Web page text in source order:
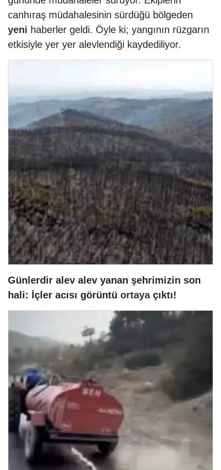
canhıraş müdahalesinin sürdüğü bölgeden
yeni haberler geldi. Öyle ki; yangının rüzgarın
etkisiyle yer yer alevlendiği kaydediliyor.
Günlerdir alev alev yanan şehrimizin son
hali: İçler acısı görüntü ortayaçıktı!